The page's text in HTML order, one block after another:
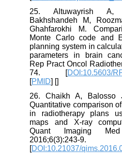
25. Altuwayrish
Bakhshandeh M,
Ghahfarokhi M.
Monte Carlo code and
planning system in
parameters in brain
Rep Pract Oncol
74. [DOI:10.5603/
[PMID] [
26. Chaikh A, Balosso
Quantitative comparison
in radiotherapy plans
maps and X-ray
Quant Imaging
2016;6(3):243-9.
[DOI:10.21037/